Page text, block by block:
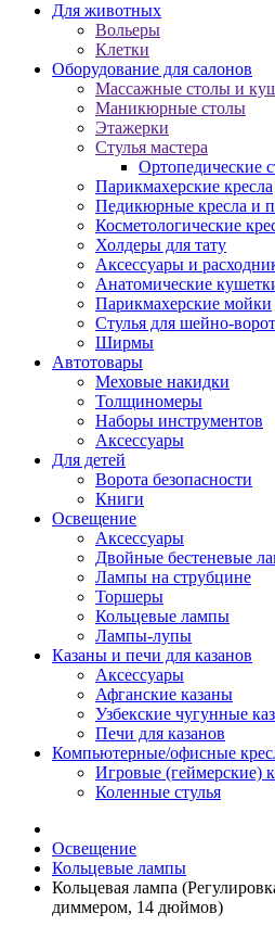
Для животных
Вольеры
Клетки
Оборудование для салонов
Массажные столы и
Маникюрные столы
Этажерки
Стулья мастера
Ортопедические
Парикмахерские кресла
Педикюрные кресла и
Косметологические
Холдеры для тату
Аксессуары и
Анатомические
Парикмахерские мойки
Стулья для шейно-
Ширмы
Автотовары
Меховые накидки
Толщиномеры
Наборы инструментов
Аксессуары
Для детей
Ворота безопасности
Книги
Освещение
Аксессуары
Двойные бестеневые
Лампы на струбцине
Торшеры
Кольцевые лампы
Лампы-лупы
Казаны и печи для казанов
Аксессуары
Афганские казаны
Узбекские чугунные
Печи для казанов
Компьютерные/офисные
Игровые (геймерские)
Коленные стулья
Освещение
Кольцевые лампы
Кольцевая лампа
диммером, 14 дюймов)